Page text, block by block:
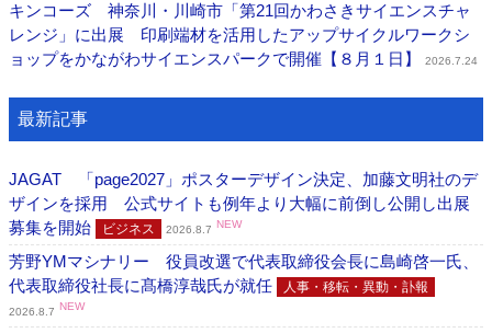
キンコーズ 神奈川・川崎市「第21回かわさきサイエンスチャ
レンジ」に出展 印刷端材を活用したアップサイクルワークシ
ョップをかながわサイエンスパークで開催【８月１日】
2026.7.24
最新記事
JAGAT 「page2027」ポスターデザイン決定、加藤文明社のデ
ザインを採用 公式サイトも例年より大幅に前倒し公開し出展
募集を開始
ビジネス 2026.8.7 NEW
芳野YMマシナリー 役員改選で代表取締役会長に島崎啓一氏、
代表取締役社長に髙橋淳哉氏が就任
人事・移転・異動・訃報
2026.8.7 NEW